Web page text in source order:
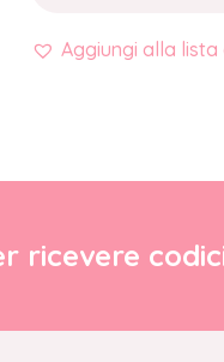
Aggiungi alla lista
ricevere